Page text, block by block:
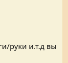
руки и.т.д вы